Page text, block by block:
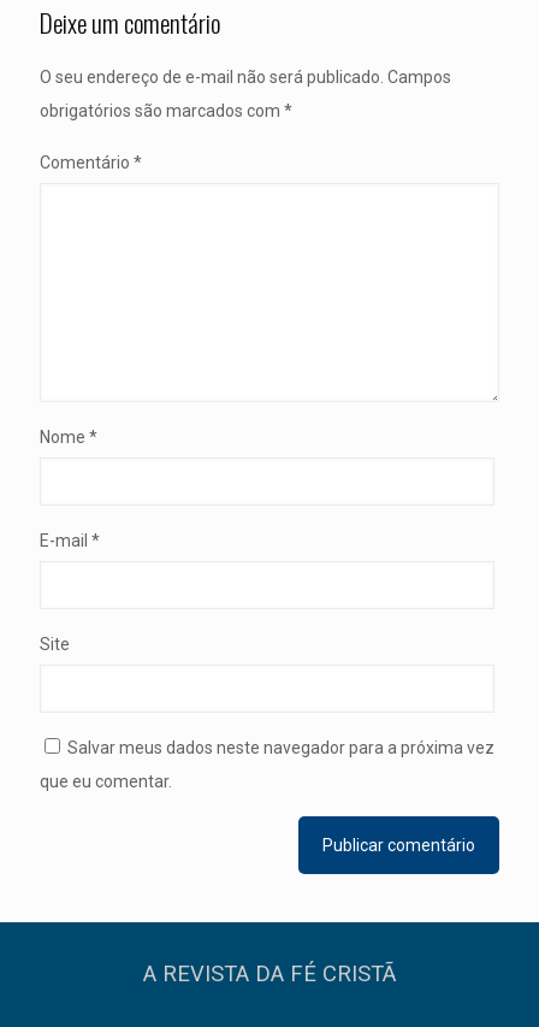
Deixe um comentário
O seu endereço de e-mail não será publicado. Campos
obrigatórios são marcados com *
Comentário *
Nome *
E-mail *
Site
Salvar meus dados neste navegador para a próxima vez
que eu comentar.
A REVISTA DA FÉ CRISTÃ